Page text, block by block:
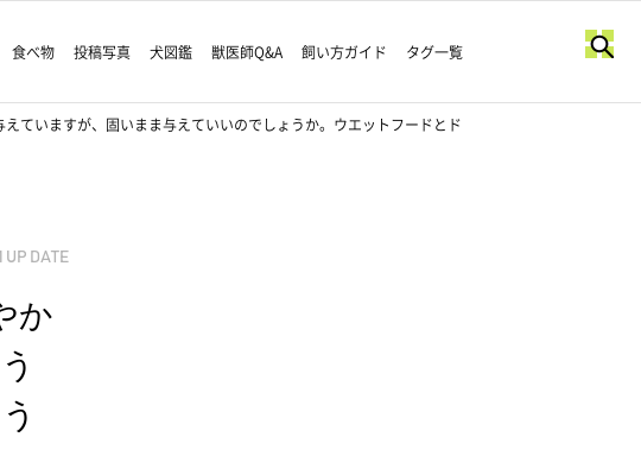
食べ物 投稿写真 犬図鑑 獣医師Q&A 飼い方ガイド タグ一覧
ていますが、固いまま与えていいのでしょうか。ウエットフードとド
UP DATE
か